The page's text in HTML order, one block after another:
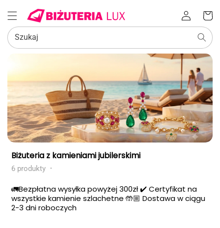
Zaloguj
się
Koszyk
Szukaj
Kolekcja:
Biżuteria z kamieniami jubilerskimi
6 produkty ·
🚛Bezpłatna wysyłka powyżej 300zł ✔️ Certyfikat na
wszystkie kamienie szlachetne 🤲🏼 Dostawa w ciągu
2-3 dni roboczych